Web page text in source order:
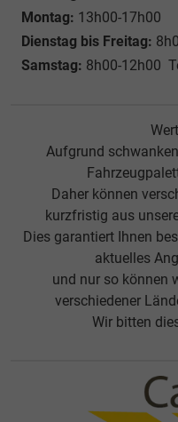
Montag: 13h00-17h00
Dienstag bis Freitag:
Samstag: 8h00-12h00
Aufgrund
Daher können
kurzfristig aus
Dies garantiert Ihnen
aktuelles
und nur so können
verschiedener
Wir bitten